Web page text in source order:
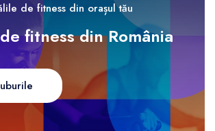
de fitness din orașul tău
fitness din România